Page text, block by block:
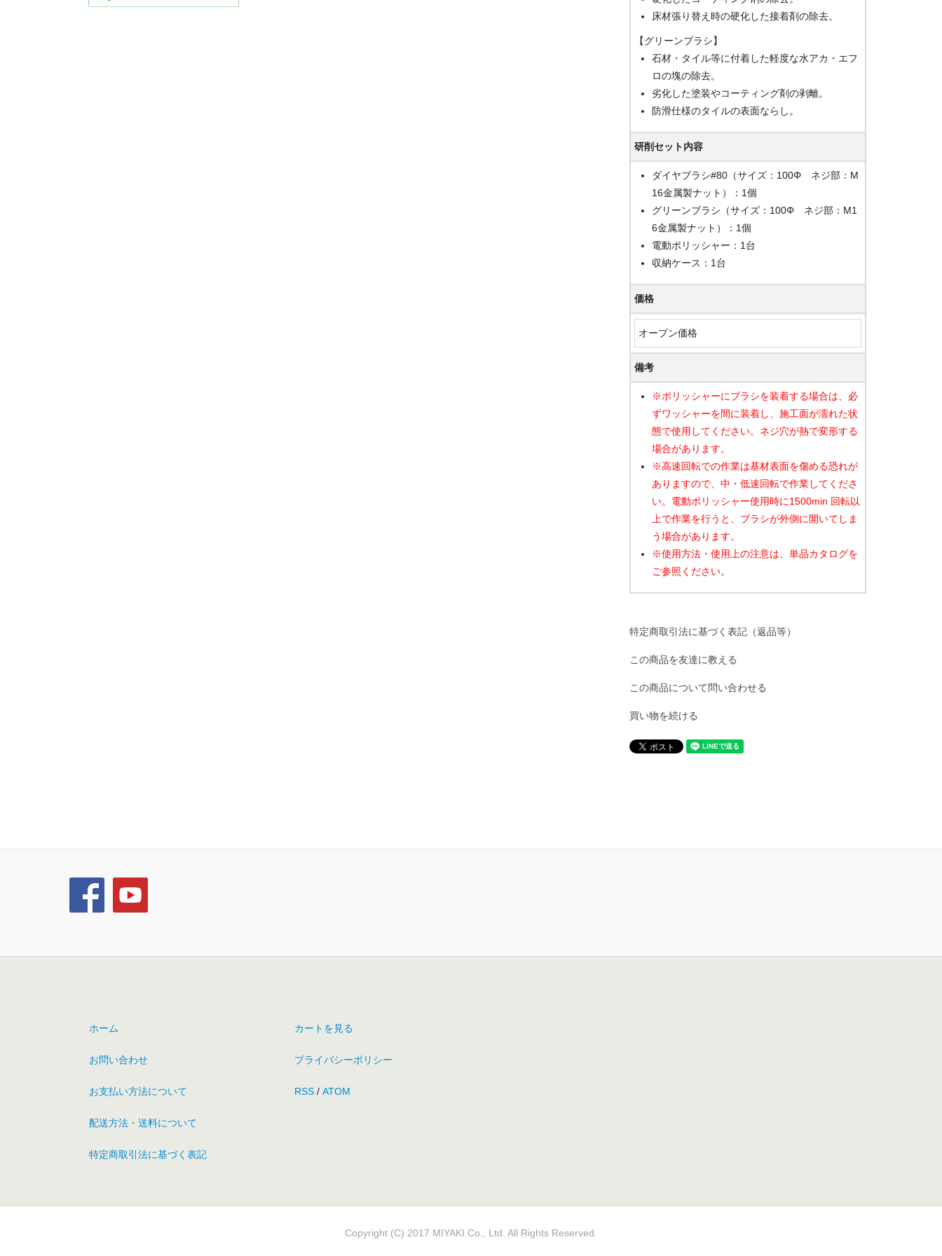
床材張り替え時の硬化した接着剤の除去。
【グリーンブラシ】
石材・タイル等に付着した軽度な水アカ・エフ
ロの塊の除去。
劣化した塗装やコーティング剤の剥離。
防滑仕様のタイルの表面ならし。
研削セット内容
ダイヤブラシ#80（サイズ：100Φ ネジ部：M
16金属製ナット）：1個
グリーンブラシ（サイズ：100Φ ネジ部：M1
6金属製ナット）：1個
電動ポリッシャー：1台
収納ケース：1台
価格
オープン価格
備考
※ポリッシャーにブラシを装着する場合は、必
ずワッシャーを間に装着し、施工面が濡れた状
態で使用してください。ネジ穴が熱で変形する
場合があります。
※高速回転での作業は基材表面を傷める恐れが
ありますので、中・低速回転で作業してくださ
い。電動ポリッシャー使用時に1500min 回転以
上で作業を行うと、ブラシが外側に開いてしま
う場合があります。
※使用方法・使用上の注意は、単品カタログを
ご参照ください。
特定商取引法に基づく表記（返品等）
この商品を友達に教える
この商品について問い合わせる
買い物を続ける
ホーム
お問い合わせ
お支払い方法について
配送方法・送料について
特定商取引法に基づく表記
カートを見る
プライバシーポリシー
RSS/ ATOM
Copyright (C) 2017 MIYAKI Co., Ltd. All Rights Reserved.